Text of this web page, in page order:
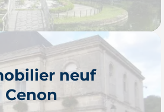
Je découvre
neuf
Cenon